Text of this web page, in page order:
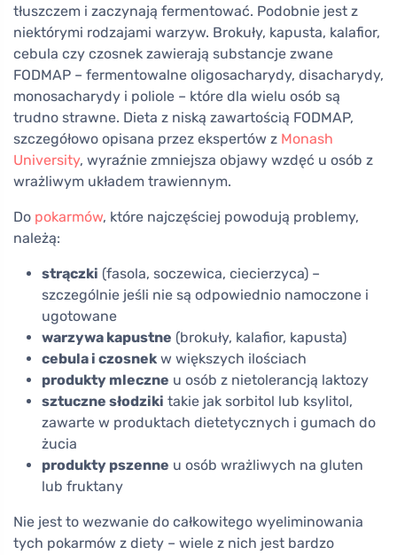
tłuszczem i zaczynają fermentować. Podobnie jest z
niektórymi rodzajami warzyw. Brokuły, kapusta, kalafior,
cebula czy czosnek zawierają substancje zwane
FODMAP – fermentowalne oligosacharydy, disacharydy,
monosacharydy i poliole – które dla wielu osób są
trudno strawne. Dieta z niską zawartością FODMAP,
szczegółowo opisana przez ekspertów z Monash
University, wyraźnie zmniejsza objawy wzdęć u osób z
wrażliwym układem trawiennym.
Do pokarmów, które najczęściej powodują problemy,
należą:
strączki (fasola, soczewica, ciecierzyca) –
szczególnie jeśli nie są odpowiednio namoczone i
ugotowane
warzywa kapustne (brokuły, kalafior, kapusta)
cebula i czosnek w większych ilościach
produkty mleczne u osób z nietolerancją laktozy
sztuczne słodziki takie jak sorbitol lub ksylitol,
zawarte w produktach dietetycznych i gumach do
żucia
produkty pszenne u osób wrażliwych na gluten
lub fruktany
Nie jest to wezwanie do całkowitego wyeliminowania
tych pokarmów z diety – wiele z nich jest bardzo